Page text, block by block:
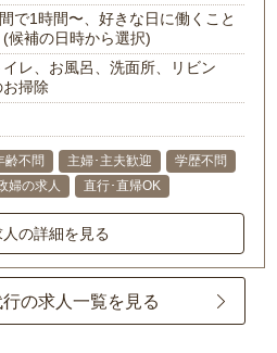
で1時間〜、好きな日に働くこと
候補の日時から選択)
レ、お風呂、洗面所、リビン
掃除
齢不問 主婦･主夫歓迎
学歴不問
婦の求人 直行･直帰OK
人の詳細を見る
の求人一覧を見る